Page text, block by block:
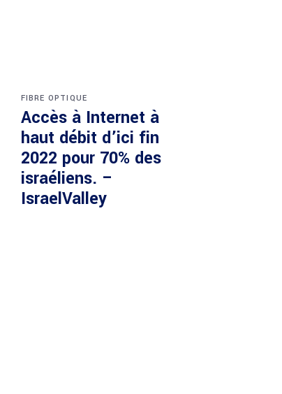
FIBRE OPTIQUE
Accès à Internet à
haut débit d’ici fin
2022 pour 70% des
israéliens. –
IsraelValley